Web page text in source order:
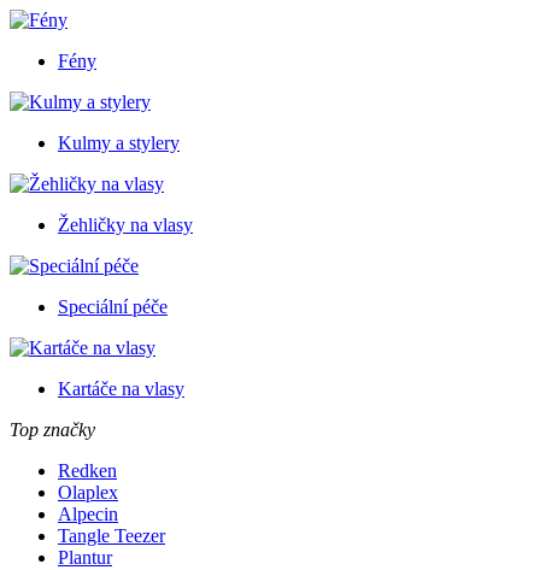
Fény
Kulmy a stylery
Žehličky na vlasy
Speciální péče
Kartáče na vlasy
Top značky
Redken
Olaplex
Alpecin
Tangle Teezer
Plantur